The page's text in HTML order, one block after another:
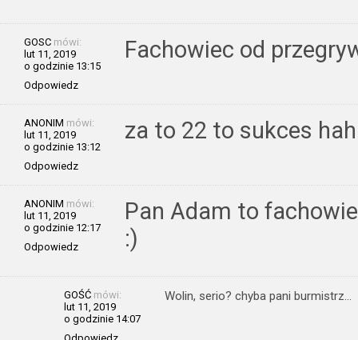
GOSC mówi:
lut 11, 2019
o godzinie 13:15
Odpowiedz
Fachowiec od
ANONIM mówi:
lut 11, 2019
o godzinie 13:12
Odpowiedz
za to 22 to sukces
ANONIM mówi:
lut 11, 2019
o godzinie 12:17
Odpowiedz
Pan Adam to
:)
GOŚĆ mówi:
lut 11, 2019
o godzinie 14:07
Wolin, serio? chyba pani burmistrz…